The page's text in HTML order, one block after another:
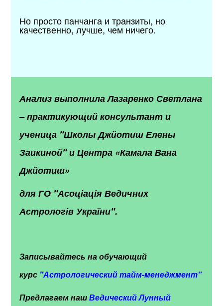
Но просто панчанга и транзиты, но
качественно, лучше, чем ничего.
Анализ выполнила Лазаренко Светлана
– практикующий консультант и
ученица "Школы Джйотиш Елены
Заикиной" и Центра «Камала Вана
Джйотиш»
для ГО "Асоціація Ведичних
Астрологів України".
Записывайтесь на обучающий
курс "Астрологический тайм-менеджмент"
Предлагаем нашВедический Лунный